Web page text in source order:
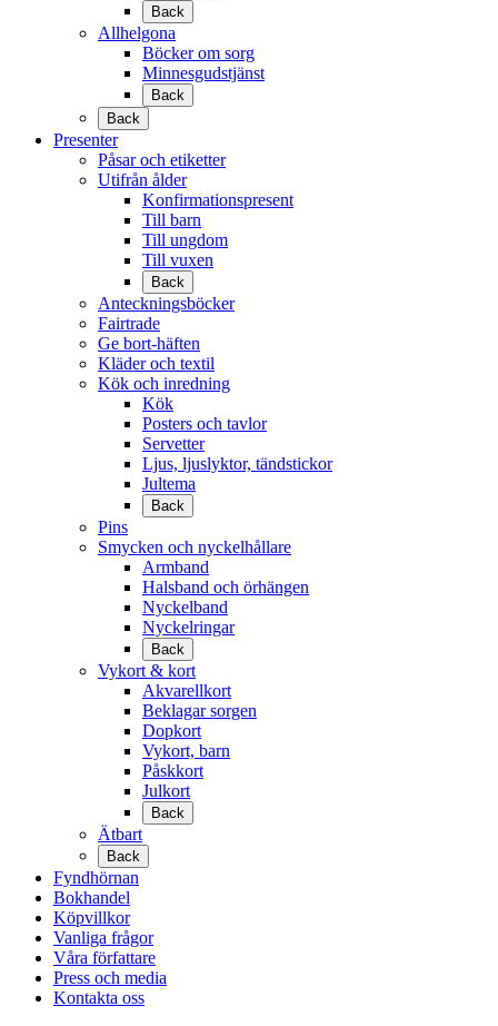
Back
Allhelgona
Böcker om sorg
Minnesgudstjänst
Back
Back
Presenter
Påsar och etiketter
Utifrån ålder
Konfirmationspresent
Till barn
Till ungdom
Till vuxen
Back
Anteckningsböcker
Fairtrade
Ge bort-häften
Kläder och textil
Kök och inredning
Kök
Posters och tavlor
Servetter
Ljus, ljuslyktor, tändstickor
Jultema
Back
Pins
Smycken och nyckelhållare
Armband
Halsband och örhängen
Nyckelband
Nyckelringar
Back
Vykort & kort
Akvarellkort
Beklagar sorgen
Dopkort
Vykort, barn
Påskkort
Julkort
Back
Ätbart
Back
Fyndhörnan
Bokhandel
Köpvillkor
Vanliga frågor
Våra författare
Press och media
Kontakta oss